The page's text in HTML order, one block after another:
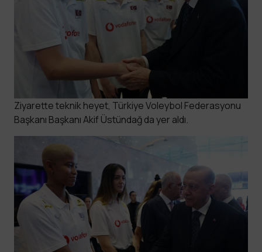
Ziyarette teknik heyet, Türkiye Voleybol Federasyonu
Başkanı Başkanı Akif Üstündağ da yer aldı.